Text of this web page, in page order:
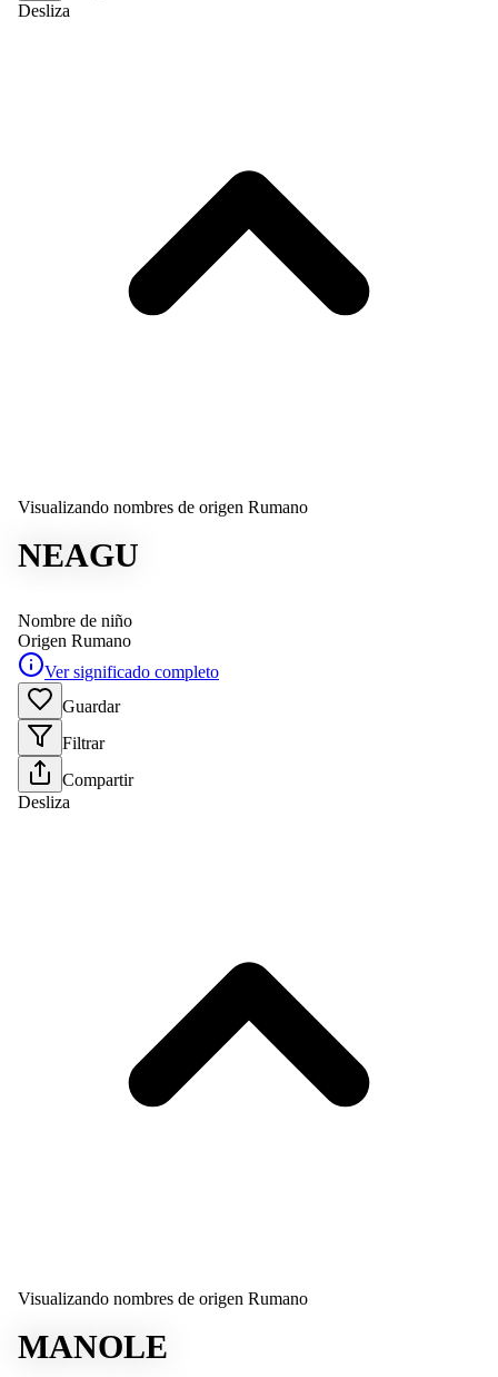
Desliza
Visualizando nombres de origen Rumano
NEAGU
Nombre de niño
Origen Rumano
Ver significado completo
Guardar
Filtrar
Compartir
Desliza
Visualizando nombres de origen Rumano
MANOLE